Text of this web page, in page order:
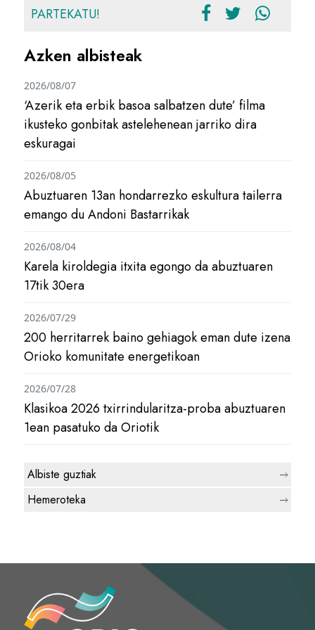
PARTEKATU!
Azken albisteak
‘Azerik eta erbik basoa salbatzen dute’ filma
ikusteko gonbitak astelehenean jarriko dira
eskuragai
2026/08/07
Abuztuaren 13an hondarrezko eskultura tailerra
emango du Andoni Bastarrikak
2026/08/05
Karela kiroldegia itxita egongo da abuztuaren
17tik 30era
2026/08/04
200 herritarrek baino gehiagok eman dute izena
Orioko komunitate energetikoan
2026/07/29
Klasikoa 2026 txirrindularitza-proba abuztuaren
1ean pasatuko da Oriotik
2026/07/28
Albiste guztiak
Hemeroteka